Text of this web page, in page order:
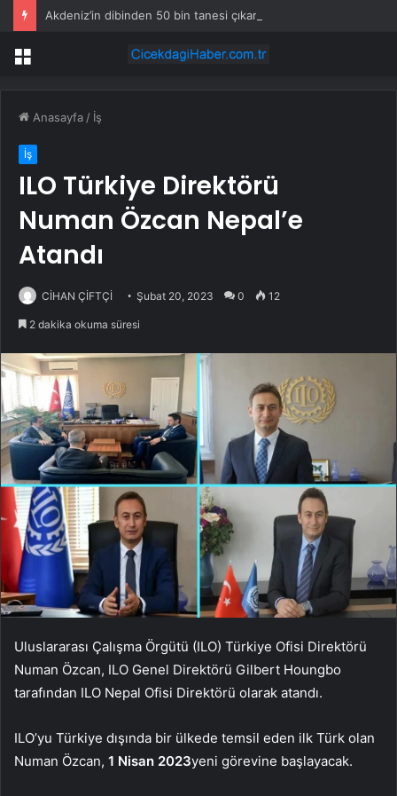
Akdeniz’in dibinden 50 bin tanesi çıkarıldı
Menü
Anasayfa / İş
İş
ILO Türkiye Direktörü
Numan Özcan Nepal’e
Atandı
CİHAN ÇİFTÇİ Şubat 20, 2023 0 12
2 dakika okuma süresi
Uluslararası Çalışma Örgütü (ILO) Türkiye Ofisi Direktörü
Numan Özcan, ILO Genel Direktörü Gilbert Houngbo
tarafından ILO Nepal Ofisi Direktörü olarak atandı.
ILO’yu Türkiye dışında bir ülkede temsil eden ilk Türk olan
Numan Özcan, 1 Nisan 2023yeni görevine başlayacak.